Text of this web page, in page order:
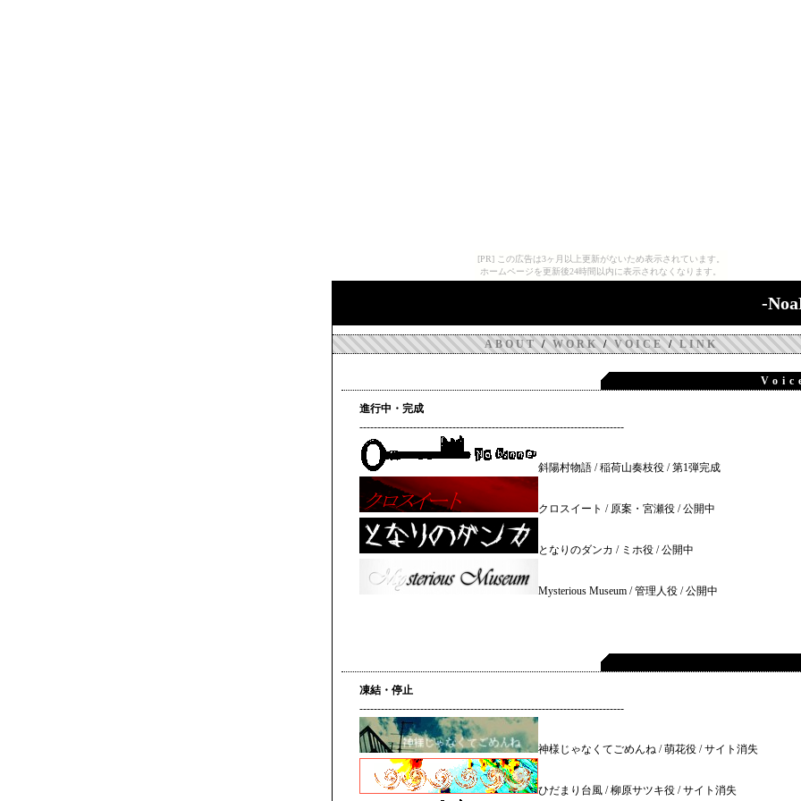
[PR] この広告は3ヶ月以上更新がないため表示されています。
ホームページを更新後24時間以内に表示されなくなります。
-
ABOUT/WORK/VOICE/LINK
進行中・完成
--------------------------------------------------------------------------
斜陽村物語 / 稲荷山奏枝役 / 第1弾完成
クロスイート / 原案・宮瀬役 / 公開中
となりのダンカ / ミホ役 / 公開中
Mysterious Museum / 管理人役 / 公開中
凍結・停止
--------------------------------------------------------------------------
神様じゃなくてごめんね / 萌花役 / サイト消失
ひだまり台風 / 柳原サツキ役 / サイト消失